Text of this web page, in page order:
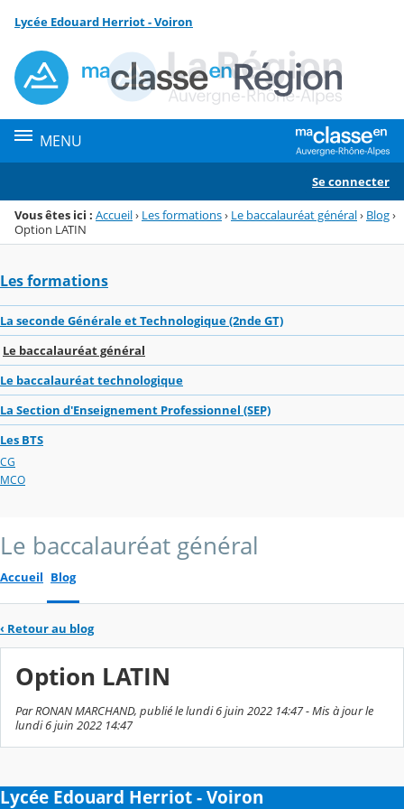
Menu de la rubrique
Contenu
Lycée Edouard Herriot - Voiron
MENU
Se connecter
Vous êtes ici : Accueil› Les formations› Le baccalauréat général› Blog›
Option LATIN
Les formations
La seconde Générale et Technologique (2nde GT)
Le baccalauréat général
Le baccalauréat technologique
La Section d'Enseignement Professionnel (SEP)
Les BTS
CG
MCO
Le baccalauréat général
Accueil Blog
‹ Retour au blog
Option LATIN
Par RONAN MARCHAND, publié le lundi 6 juin 2022 14:47 - Mis à jour le
lundi 6 juin 2022 14:47
Lycée Edouard Herriot - Voiron